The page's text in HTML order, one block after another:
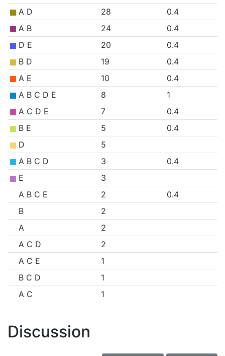
A D
28
0.4
A B
24
0.4
D E
20
0.4
B D
19
0.4
A E
10
0.4
A B C D E
8
1
A C D E
7
0.4
B E
5
0.4
D
5
A B C D
3
0.4
E
3
A B C E
2
0.4
B
2
A
2
A C D
2
A C E
1
B C D
1
A C
1
Discussion